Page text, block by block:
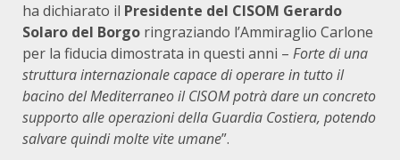
ha dichiarato il Presidente del CISOM Gerardo
Solaro del Borgo ringraziando l’Ammiraglio Carlone
per la fiducia dimostrata in questi anni – Forte di una
struttura internazionale capace di operare in tutto il
bacino del Mediterraneo il CISOM potrà dare un concreto
supporto alle operazioni della Guardia Costiera, potendo
salvare quindi molte vite umane”.